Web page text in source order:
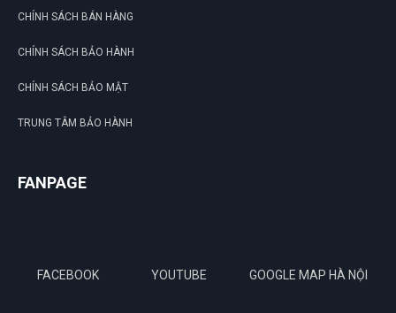
CHÍNH SÁCH BÁN HÀNG
CHÍNH SÁCH BẢO HÀNH
CHÍNH SÁCH BẢO MẬT
TRUNG TÂM BẢO HÀNH
FANPAGE
FACEBOOK YOUTUBE GOOGLE MAP HÀ NỘI